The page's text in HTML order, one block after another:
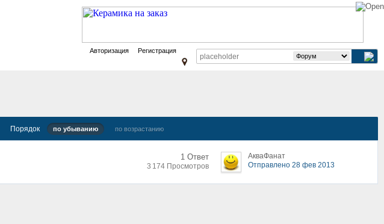
Авторизация Регистрация
Порядок по убыванию по возрастанию
1 Ответ
3 174 Просмотров
АкваФанат
Отправлено 28 фев 2013